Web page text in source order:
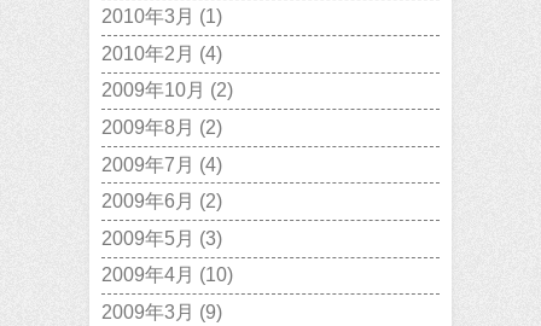
2010年3月 (1)
2010年2月 (4)
2009年10月 (2)
2009年8月 (2)
2009年7月 (4)
2009年6月 (2)
2009年5月 (3)
2009年4月 (10)
2009年3月 (9)